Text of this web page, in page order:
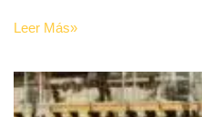
Leer Más»